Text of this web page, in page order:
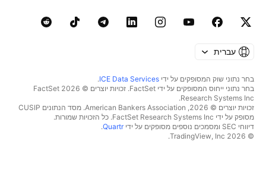
עברית
בחר נתוני שוק המסופקים על ידי ICE Data Services
.
בחר נתוני ייחוס המסופקים על ידי FactSet. זכויות יוצרים © 2026 ‏FactSet
Research Systems Inc.‏
זכויות יוצרים © 2026, ‏American Bankers Association. מסד הנתונים CUSIP
מסופק על ידי FactSet Research Systems Inc. כל הזכויות שמורות.
דיווחי SEC ומסמכים נוספים מסופקים על ידי
Quartr
.
© 2026 ‏TradingView, Inc.‏